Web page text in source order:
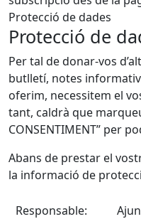
Protecció de dades
Protecció de
Per tal de donar-vos
butlletí, notes
oferim, necessitem el
tant, caldrà que
CONSENTIMENT” per
Abans de prestar el
la informació de
Responsable: